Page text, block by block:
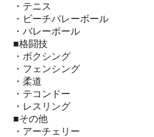
・テニス
・ビーチバレーボール
・バレーボール
■格闘技
・ボクシング
・フェンシング
・柔道
・テコンドー
・レスリング
■その他
・アーチェリー